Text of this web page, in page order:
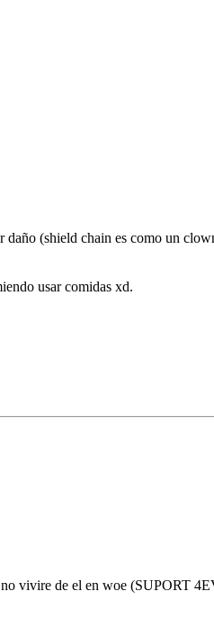
daño (shield chain es como un
usar comidas xd.
no vivire de el en woe (SUPORT